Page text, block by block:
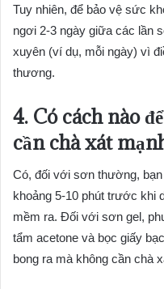
Tuy nhiên, để bảo vệ sức
ngơi 2-3 ngày giữa các lần
xuyên (ví dụ, mỗi ngày) vì
thương.
4. Có cách nào để
cần chà xát
Có, đối với sơn thường,
khoảng 5-10 phút trước khi
mềm ra. Đối với sơn gel,
tẩm acetone và bọc giấy
bong ra mà không cần chà